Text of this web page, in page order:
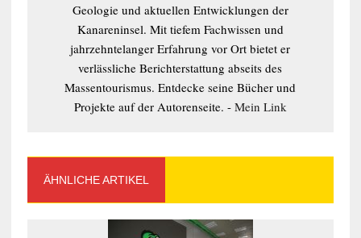
Geologie und aktuellen Entwicklungen der
Kanareninsel. Mit tiefem Fachwissen und
jahrzehntelanger Erfahrung vor Ort bietet er
verlässliche Berichterstattung abseits des
Massentourismus. Entdecke seine Bücher und
Projekte auf der Autorenseite. - Mein Link
ÄHNLICHE ARTIKEL